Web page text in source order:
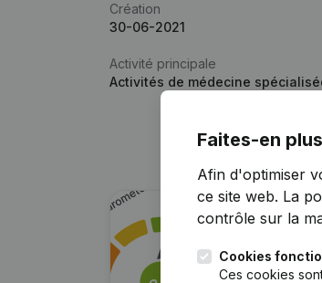
Création
30-06-2021
Activité principale
Activités de médecine
Faites-en
Afin d'optimiser
ce site web. La
contrôle sur la
Cookies
Ces cookies